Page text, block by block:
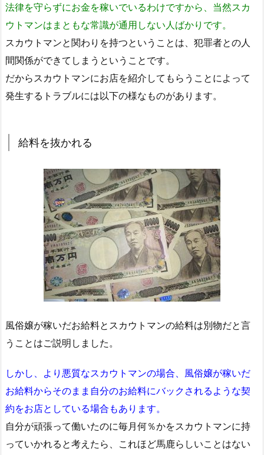
法律を守らずにお金を稼いでいるわけですから、当然スカ
ウトマンはまともな常識が通用しない人ばかりです。
スカウトマンと関わりを持つということは、犯罪者との人
間関係ができてしまうということです。
だからスカウトマンにお店を紹介してもらうことによって
発生するトラブルには以下の様なものがあります。
給料を抜かれる
風俗嬢が稼いだお給料とスカウトマンの給料は別物だと言
うことはご説明しました。
しかし、より悪質なスカウトマンの場合、風俗嬢が稼いだ
お給料からそのまま自分のお給料にバックされるような契
約をお店としている場合もあります。
自分が頑張って働いたのに毎月何％かをスカウトマンに持
っていかれると考えたら、これほど馬鹿らしいことはない